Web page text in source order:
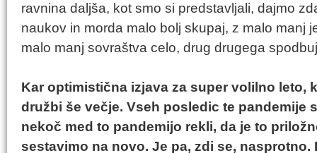
ravnina daljša, kot smo si predstavljali, dajmo
naukov in morda malo bolj skupaj, z malo manj
malo manj sovraštva celo, drug drugega
Kar optimistična izjava za super volilno leto,
družbi še večje. Vseh posledic te pandemije
nekoč med to pandemijo rekli, da je to
sestavimo na novo. Je pa, zdi se,